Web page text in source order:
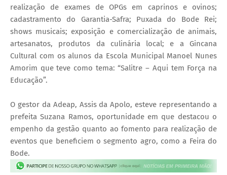
realização de exames de OPGs em caprinos e ovinos;
cadastramento do Garantia-Safra; Puxada do Bode Rei;
shows musicais; exposição e comercialização de animais,
artesanatos, produtos da culinária local; e a Gincana
Cultural com os alunos da Escola Municipal Manoel Nunes
Amorim que teve como tema: “Salitre – Aqui tem Força na
Educação”.
O gestor da Adeap, Assis da Apolo, esteve representando a
prefeita Suzana Ramos, oportunidade em que destacou o
empenho da gestão quanto ao fomento para realização de
eventos que beneficiem o segmento agro, como a Feira do
Bode.